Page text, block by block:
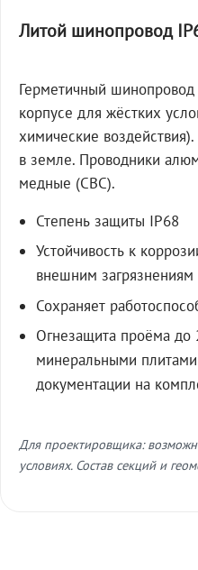
Литой шинопровод
Герметичный
корпусе для жёстких
химические
в земле. Проводники
медные (СВС).
Степень защиты IP68
Устойчивость к
внешним загрязнениям
Сохраняет
Огнезащита проёма
минеральными
документации на
Для проектировщика:
условиях. Состав секций и